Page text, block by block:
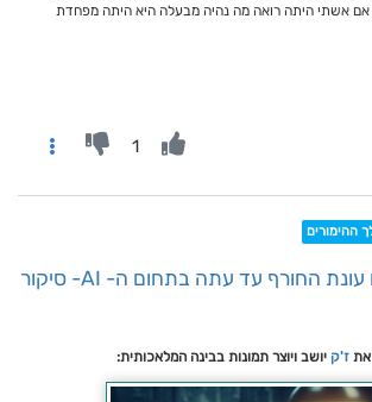
אם אשתי היתה רואה מה נהיה מבעלה היא היתה מפחדת
1
ההימורים
סיכום עונת החורף עד עתה בתחום ה- AI- סיקור
ז'ק יושב ויוצר תמונות בבינה המלאכותית: